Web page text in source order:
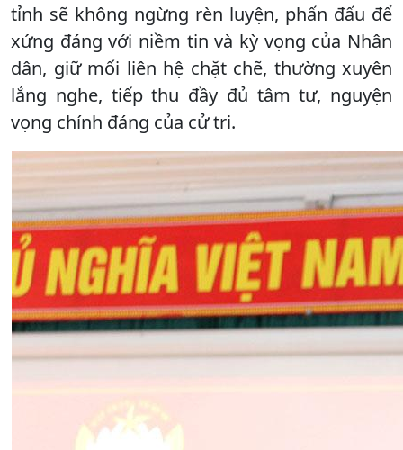
tỉnh sẽ không ngừng rèn luyện, phấn đấu để
xứng đáng với niềm tin và kỳ vọng của Nhân
dân, giữ mối liên hệ chặt chẽ, thường xuyên
lắng nghe, tiếp thu đầy đủ tâm tư, nguyện
vọng chính đáng của cử tri.